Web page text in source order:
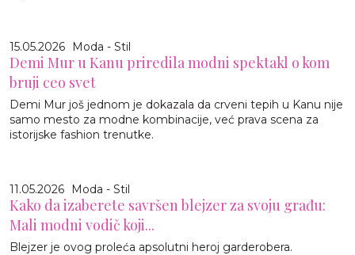
15.05.2026 Moda - Stil
Demi Mur u Kanu priredila modni spektakl o kom
bruji ceo svet
Demi Mur još jednom je dokazala da crveni tepih u Kanu nije
samo mesto za modne kombinacije, već prava scena za
istorijske fashion trenutke.
11.05.2026 Moda - Stil
Kako da izaberete savršen blejzer za svoju građu:
Mali modni vodič koji...
Blejzer je ovog proleća apsolutni heroj garderobera.